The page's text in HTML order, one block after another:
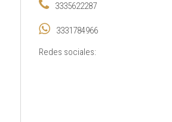
3335622287
3331784966
Redes sociales: